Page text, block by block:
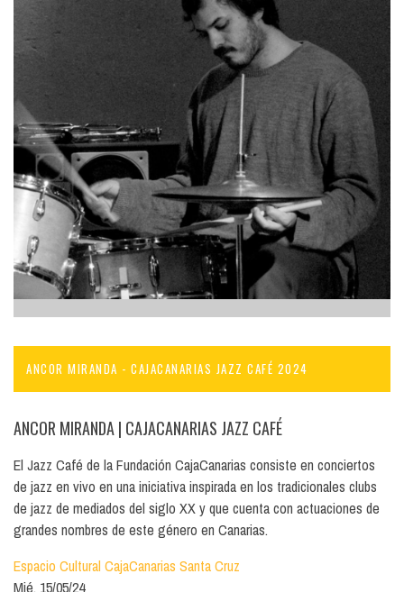
ANCOR MIRANDA - CAJACANARIAS JAZZ CAFÉ 2024
ANCOR MIRANDA| CAJACANARIAS JAZZ CAFÉ
El Jazz Café de la Fundación CajaCanarias consiste en conciertos
de jazz en vivo en una iniciativa inspirada en los tradicionales clubs
de jazz de mediados del siglo XX y que cuenta con actuaciones de
grandes nombres de este género en Canarias.
Espacio Cultural CajaCanarias Santa Cruz
Mié, 15/05/24